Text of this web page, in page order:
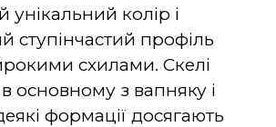
унікальний колір і
ступінчастий профіль
схилами. Скелі
основному з вапняку і
формації досягають